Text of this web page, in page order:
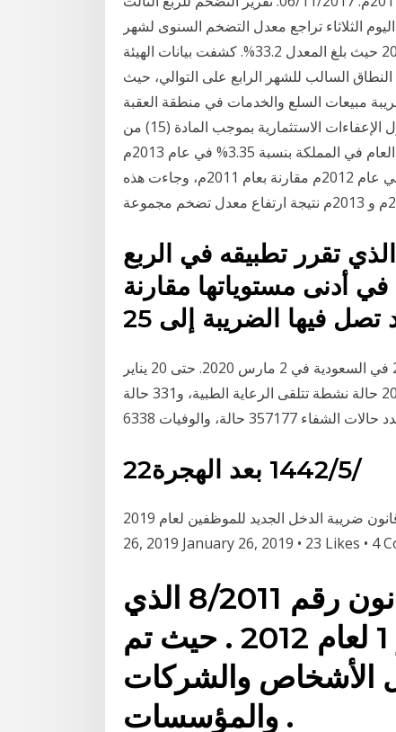
اليوم الثلاثاء تراجع معدل التضخم السنوى لشهر
سبتمبر 2017 حيث سجل 32.9%، مقارنة بشهر أغسطس 2017 حيث بلغ المعدل 33.2%. كشفت بيانات الهيئة
السالب للشهر الرابع على التوالي، حيث
مبيعات السلع والخدمات في منطقة العقبة
الاقتصادية الخاصة مسودة القوائم الاسترشادية لجداول الإعفاءات الاستثمارية بموجب المادة (15) من
مشروع قانون الاستثمار لسنة 2014 ارتفع معدل التضخم العام في المملكة بنسبة 3.35% في عام 2013م
مقارنة بالعام السابق. وكان معدل التضخم عند 2.9% في عام 2012م مقارنة بعام 2011م، وجاءت هذه
تقرر تطبيقه في الربع
2018 ستكون في أدنى مستوياتها مقارنة
ظهرت أول حالة إصابة بجائحة فيروس كورونا 2019–20 في السعودية في 2 مارس 2020. حتى 20 يناير
2021، سُجل في المملكة 365563 حالة مؤكدة، منها 2048 حالة نشطة تتلقى الرعاية الطبية، و331 حالة
22‏‏/5‏‏/1442 بعد الهجرة
معادلة إحتساب الضريبة حسب قانون ضريبة الدخل الجديد للموظفين لعام 2019 Published on January
قانون ضريبة الدخل: نظم بقانون رقم 8/2011 الذي
أصبح حيز التنفيذ في شهر 1 لعام 2012 . حيث تم
الأشخاص والشركات
والمؤسسات .